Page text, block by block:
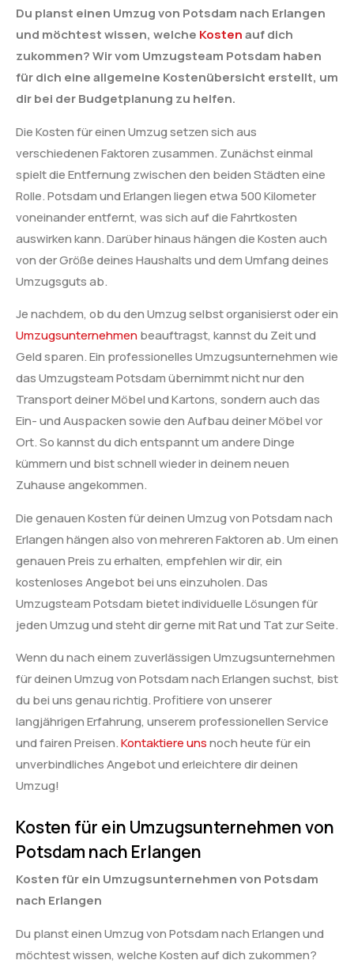
Du planst einen Umzug von Potsdam nach Erlangen
und möchtest wissen, welche Kostenauf dich
zukommen? Wir vom Umzugsteam Potsdam haben
für dich eine allgemeine Kostenübersicht erstellt, um
dir bei der Budgetplanung zu helfen.
Die Kosten für einen Umzug setzen sich aus
verschiedenen Faktoren zusammen. Zunächst einmal
spielt die Entfernung zwischen den beiden Städten eine
Rolle. Potsdam und Erlangen liegen etwa 500 Kilometer
voneinander entfernt, was sich auf die Fahrtkosten
auswirken kann. Darüber hinaus hängen die Kosten auch
von der Größe deines Haushalts und dem Umfang deines
Umzugsguts ab.
Je nachdem, ob du den Umzug selbst organisierst oder ein
Umzugsunternehmenbeauftragst, kannst du Zeit und
Geld sparen. Ein professionelles Umzugsunternehmen wie
das Umzugsteam Potsdam übernimmt nicht nur den
Transport deiner Möbel und Kartons, sondern auch das
Ein- und Auspacken sowie den Aufbau deiner Möbel vor
Ort. So kannst du dich entspannt um andere Dinge
kümmern und bist schnell wieder in deinem neuen
Zuhause angekommen.
Die genauen Kosten für deinen Umzug von Potsdam nach
Erlangen hängen also von mehreren Faktoren ab. Um einen
genauen Preis zu erhalten, empfehlen wir dir, ein
kostenloses Angebot bei uns einzuholen. Das
Umzugsteam Potsdam bietet individuelle Lösungen für
jeden Umzug und steht dir gerne mit Rat und Tat zur Seite.
Wenn du nach einem zuverlässigen Umzugsunternehmen
für deinen Umzug von Potsdam nach Erlangen suchst, bist
du bei uns genau richtig. Profitiere von unserer
langjährigen Erfahrung, unserem professionellen Service
und fairen Preisen.Kontaktiere unsnoch heute für ein
unverbindliches Angebot und erleichtere dir deinen
Umzug!
Kosten für ein Umzugsunternehmen von
Potsdam nach Erlangen
Kosten für ein Umzugsunternehmen von Potsdam
nach Erlangen
Du planst einen Umzug von Potsdam nach Erlangen und
möchtest wissen, welche Kosten auf dich zukommen?